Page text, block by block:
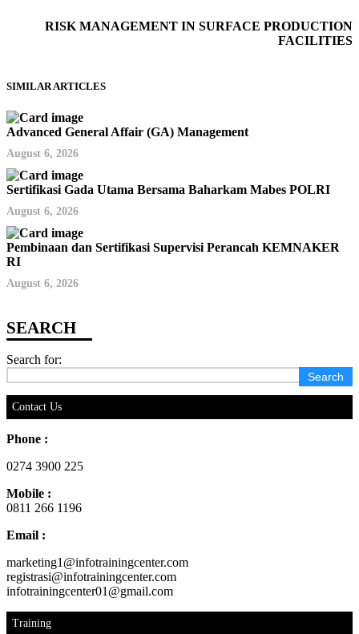
RISK MANAGEMENT IN SURFACE PRODUCTION
FACILITIES
SIMILAR ARTICLES
Advanced General Affair (GA) Management
August 6, 2026
Sertifikasi Gada Utama Bersama Baharkam Mabes POLRI
August 6, 2026
Pembinaan dan Sertifikasi Supervisi Perancah KEMNAKER
RI
August 6, 2026
Search for:
Contact Us
Phone :
0274 3900 225
Mobile :
0811 266 1196
Email :
marketing1@infotrainingcenter.com
registrasi@infotrainingcenter.com
infotrainingcenter01@gmail.com
Training